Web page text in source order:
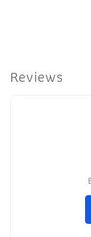
Reviews